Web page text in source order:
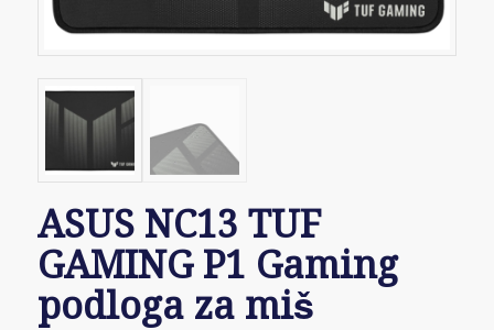
ASUS NC13 TUF
GAMING P1 Gaming
podloga za miš